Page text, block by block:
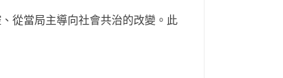
從當局主導向社會共治的改變。此